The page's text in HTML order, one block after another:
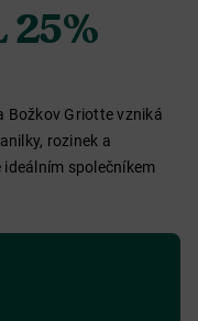
25%
Božkov Griotte vzniká
rozinek a
společníkem